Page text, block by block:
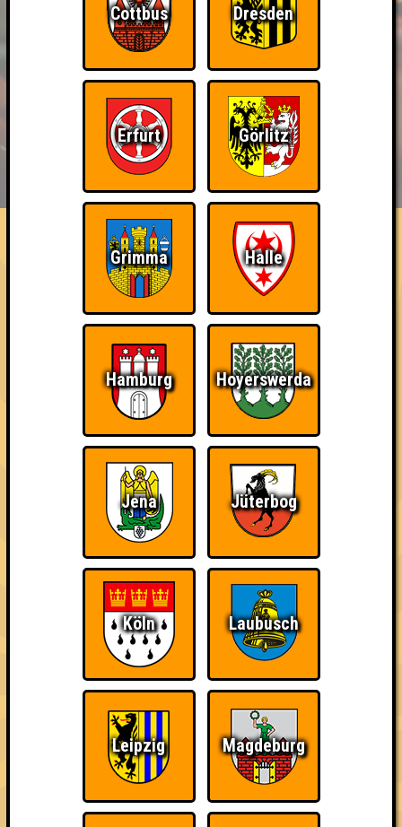
HIGHSCORE RESERVIERUNG
FAQ ÜBER UNS
Bin ich schon drin?
Nimm an einem Online-Quiz teil
Erstmals erreicht am 22.01.2021 bei
Quizlabor Live #24 - "...a short Quiztory of Time"
über 100 Teams
10.04.2020vonOne Night in Rosis
Cottbus Dresden
Erfurt Görlitz
Grimma Halle
Hamburg Hoyerswerda
Jena Jüterbog
Köln Laubusch
Leipzig Magdeburg